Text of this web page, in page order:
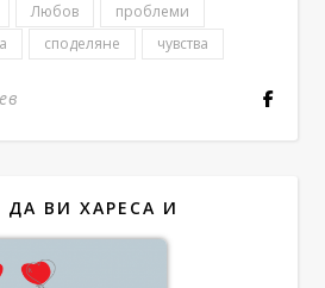
Любов
проблеми
споделяне чувства
ВИ ХАРЕСА И